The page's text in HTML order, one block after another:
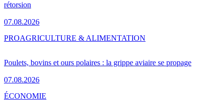
rétorsion
07.08.2026
Poulets, bovins et ours polaires : la grippe aviaire se propage
07.08.2026
PROAGRICULTURE & ALIMENTATION
ÉCONOMIE